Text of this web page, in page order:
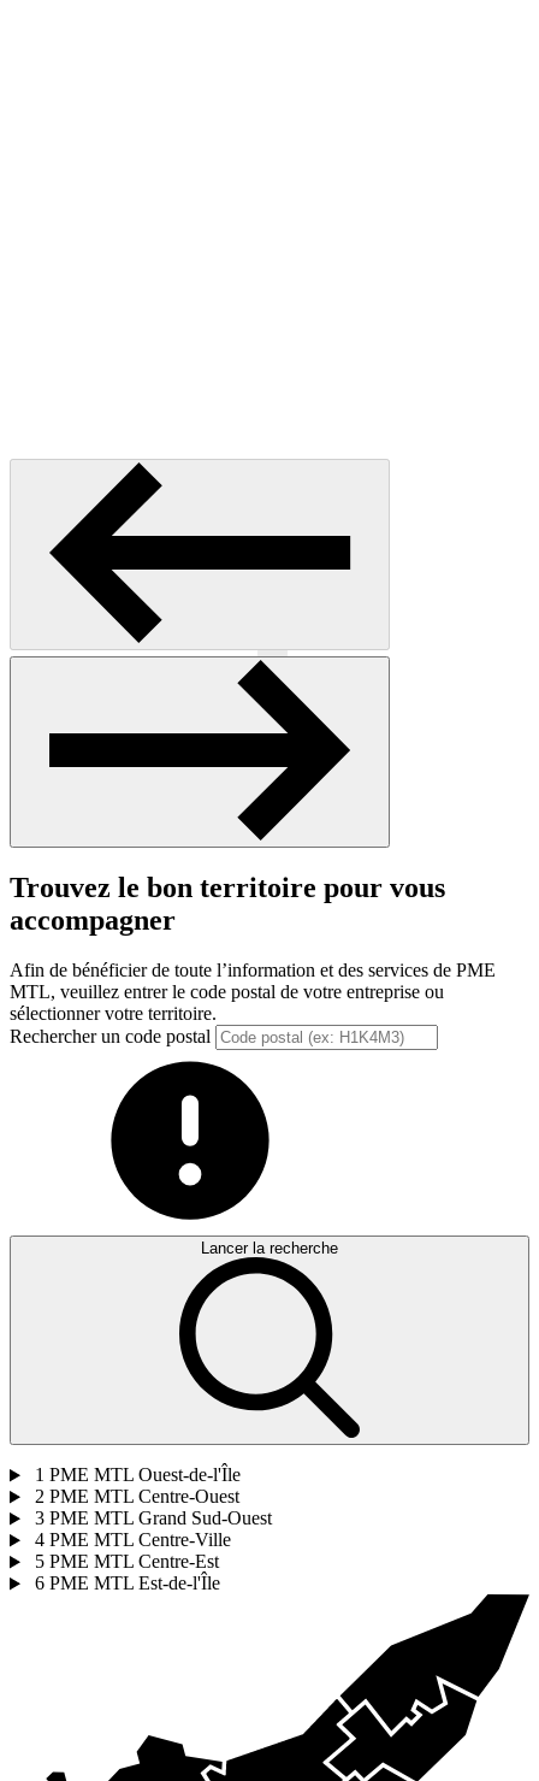
Précédent
Trouvez le bon territoire pour vous
accompagner
Afin de bénéficier de toute l’information et des services de PME
MTL, veuillez entrer le code postal de votre entreprise ou
sélectionner votre territoire.
Rechercher un code postal
Lancer la recherche
1 PME MTL Ouest-de-l'Île
2 PME MTL Centre-Ouest
3 PME MTL Grand Sud-Ouest
4 PME MTL Centre-Ville
5 PME MTL Centre-Est
6 PME MTL Est-de-l'Île